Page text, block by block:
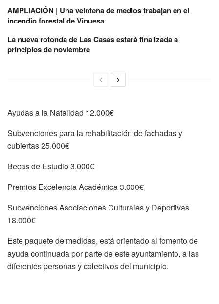
AMPLIACIÓN | Una veintena de medios trabajan en el
incendio forestal de Vinuesa
La nueva rotonda de Las Casas estará finalizada a
principios de noviembre
Ayudas a la Natalidad 12.000€
Subvenciones para la rehabilitación de fachadas y
cubiertas 25.000€
Becas de Estudio 3.000€
Premios Excelencia Académica 3.000€
Subvenciones Asociaciones Culturales y Deportivas
18.000€
Este paquete de medidas, está orientado al fomento de
ayuda continuada por parte de este ayuntamiento, a las
diferentes personas y colectivos del municipio.